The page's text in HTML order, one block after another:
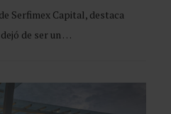
Serfimex Capital, destaca
de ser un …